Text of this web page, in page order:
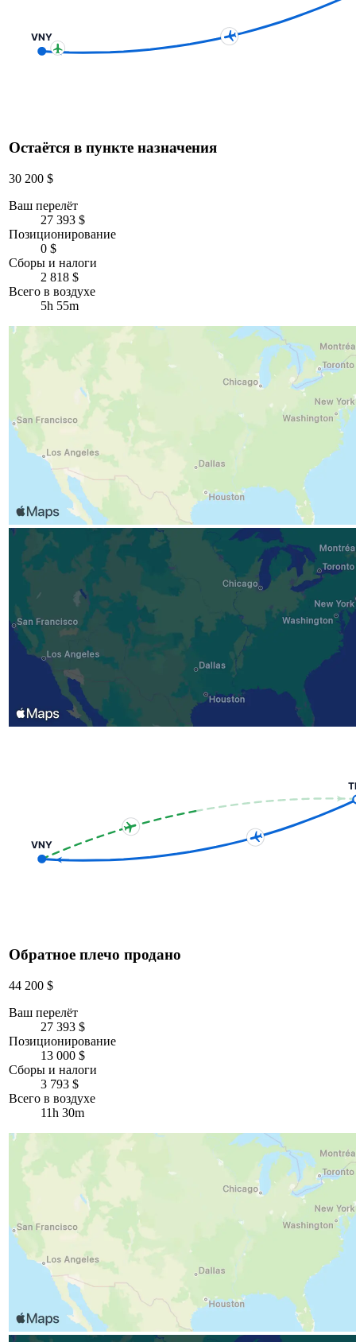
VNY
Остаётся в пункте назначения
30 200 $
Ваш перелёт
27 393 $
Позиционирование
0 $
Сборы и налоги
2 818 $
Всего в воздухе
5h 55m
VNY
Обратное плечо продано
44 200 $
Ваш перелёт
27 393 $
Позиционирование
13 000 $
Сборы и налоги
3 793 $
Всего в воздухе
11h 30m